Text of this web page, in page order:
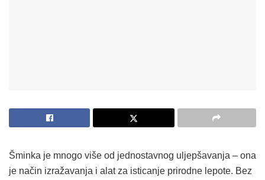
Šminka je mnogo više od jednostavnog uljepšavanja – ona
je način izražavanja i alat za isticanje prirodne lepote. Bez